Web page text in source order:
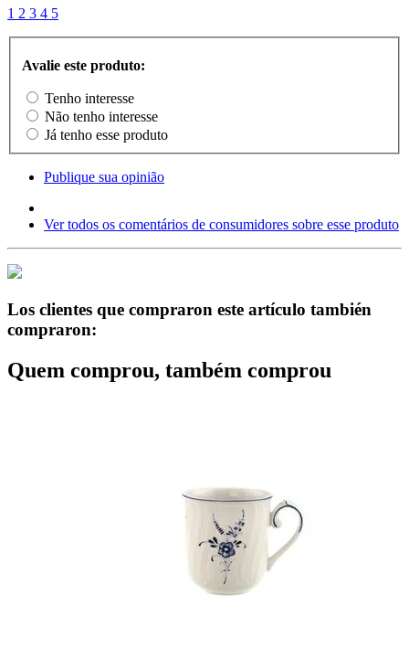
1 2 3 4 5
Avalie este produto:
Tenho interesse
Não tenho interesse
Já tenho esse produto
Publique sua opinião
Ver todos os comentários de consumidores sobre esse produto
Los clientes que compraron este artículo también
compraron:
Quem comprou, também comprou